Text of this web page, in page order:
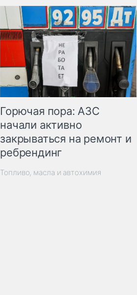
Горючая пора: АЗС
начали активно
закрываться на ремонт и
ребрендинг
Топливо, масла и автохимия